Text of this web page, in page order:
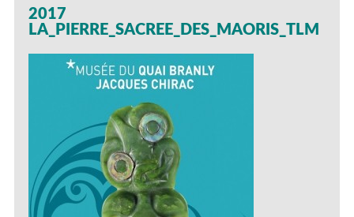
2017
LA_PIERRE_SACREE_DES_MAORIS_TLM